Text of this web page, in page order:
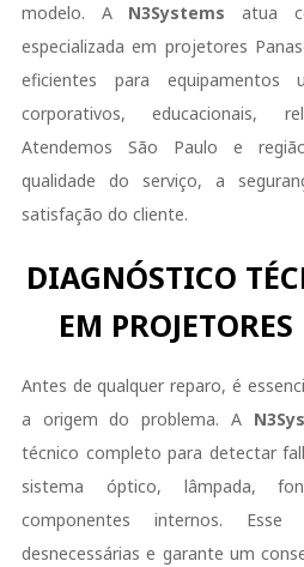
modelo. A N3Systems atua
especializada em projetores
eficientes para equipamentos
corporativos, educacionais,
Atendemos São Paulo e
qualidade do serviço, a
satisfação do cliente.
DIAGNÓSTICO
EM
Antes de qualquer reparo, é
a origem do problema. A
técnico completo para detectar
sistema óptico, lâmpada,
componentes internos.
desnecessárias e garante um